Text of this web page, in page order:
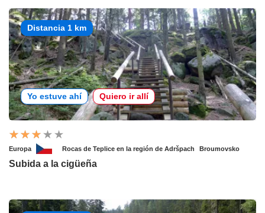
Distancia 1 km
Yo estuve ahí Quiero ir allí
Europa Rocas de Teplice en la región de Adršpach Broumovsko
Subida a la cigüeña